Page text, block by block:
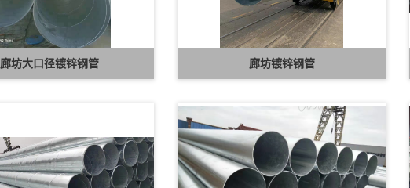
廊坊大口径镀锌钢管 廊坊镀锌钢管